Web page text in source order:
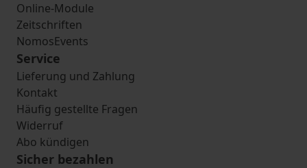
Online-Module
Zeitschriften
NomosEvents
Service
Lieferung und Zahlung
Kontakt
Häufig gestellte Fragen
Widerruf
Abo kündigen
Sicher bezahlen